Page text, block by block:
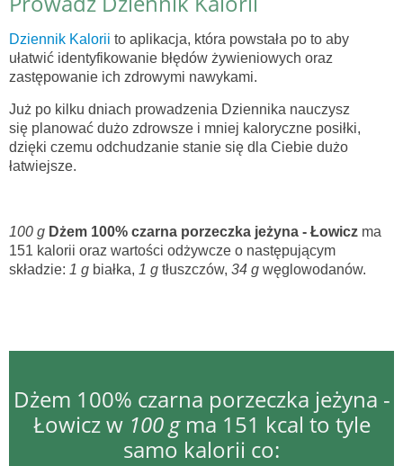
Dziennik Kalorii to aplikacja, która powstała po to aby
ułatwić identyfikowanie błędów żywieniowych oraz
zastępowanie ich zdrowymi nawykami.
Już po kilku dniach prowadzenia Dziennika nauczysz
się planować dużo zdrowsze i mniej kaloryczne posiłki,
dzięki czemu odchudzanie stanie się dla Ciebie dużo
łatwiejsze.
100 g Dżem 100% czarna porzeczka jeżyna - Łowicz ma
151 kalorii oraz wartości odżywcze o następującym
składzie: 1 g białka, 1 g tłuszczów, 34 g węglowodanów.
Dżem 100% czarna porzeczka jeżyna -
Łowicz w 100 gma 151 kcal to tyle
samo kalorii co: